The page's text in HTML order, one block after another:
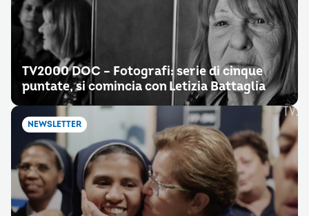
TV2000 DOC – Fotografi: serie di cinque
puntate, si comincia con Letizia Battaglia
NEWSLETTER